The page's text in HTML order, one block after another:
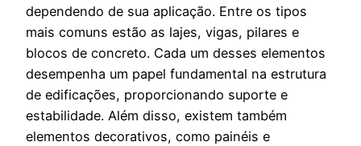
dependendo de sua aplicação. Entre os tipos
mais comuns estão as lajes, vigas, pilares e
blocos de concreto. Cada um desses elementos
desempenha um papel fundamental na estrutura
de edificações, proporcionando suporte e
estabilidade. Além disso, existem também
elementos decorativos, como painéis e